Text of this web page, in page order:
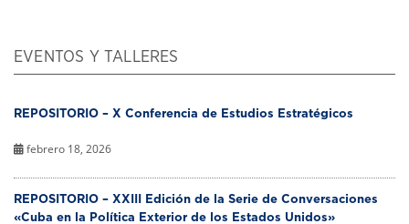
EVENTOS Y TALLERES
REPOSITORIO – X Conferencia de Estudios Estratégicos
febrero 18, 2026
REPOSITORIO – XXIII Edición de la Serie de Conversaciones
«Cuba en la Política Exterior de los Estados Unidos»